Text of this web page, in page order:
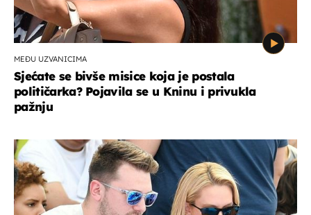
MEĐU UZVANICIMA
Sjećate se bivše misice koja je postala
političarka? Pojavila se u Kninu i privukla
pažnju